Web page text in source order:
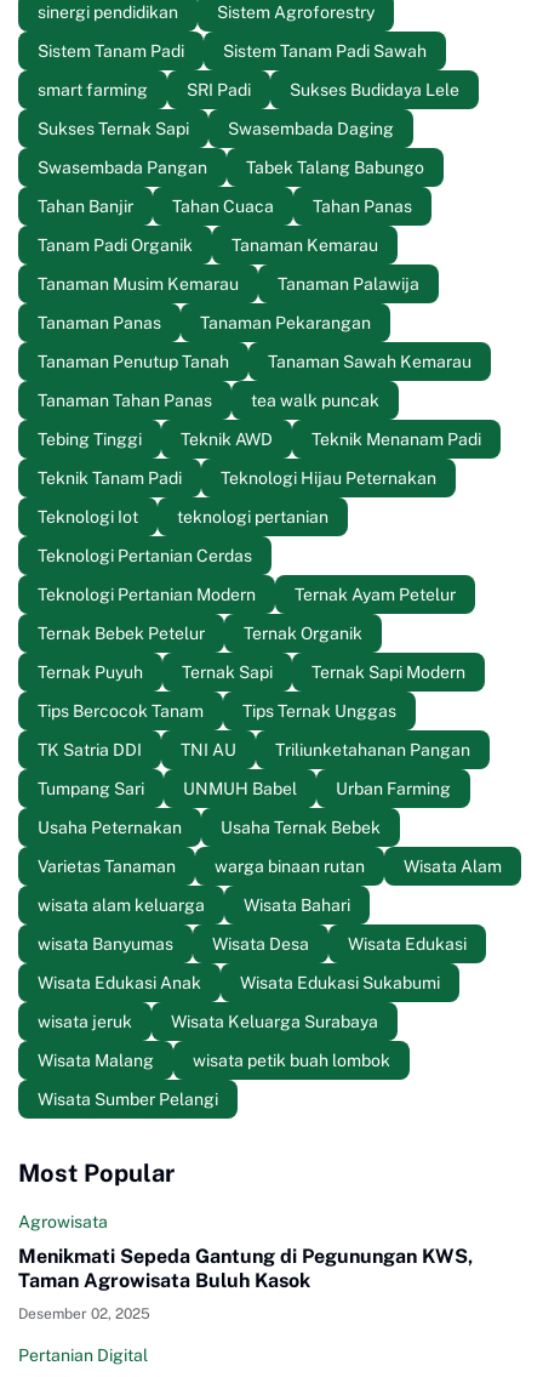
sinergi pendidikan
Sistem Agroforestry
Sistem Tanam Padi
Sistem Tanam Padi Sawah
smart farming
SRI Padi
Sukses Budidaya Lele
Sukses Ternak Sapi
Swasembada Daging
Swasembada Pangan
Tabek Talang Babungo
Tahan Banjir
Tahan Cuaca
Tahan Panas
Tanam Padi Organik
Tanaman Kemarau
Tanaman Musim Kemarau
Tanaman Palawija
Tanaman Panas
Tanaman Pekarangan
Tanaman Penutup Tanah
Tanaman Sawah Kemarau
Tanaman Tahan Panas
tea walk puncak
Tebing Tinggi
Teknik AWD
Teknik Menanam Padi
Teknik Tanam Padi
Teknologi Hijau Peternakan
Teknologi Iot
teknologi pertanian
Teknologi Pertanian Cerdas
Teknologi Pertanian Modern
Ternak Ayam Petelur
Ternak Bebek Petelur
Ternak Organik
Ternak Puyuh
Ternak Sapi
Ternak Sapi Modern
Tips Bercocok Tanam
Tips Ternak Unggas
TK Satria DDI
TNI AU
Triliunketahanan Pangan
Tumpang Sari
UNMUH Babel
Urban Farming
Usaha Peternakan
Usaha Ternak Bebek
Varietas Tanaman
warga binaan rutan
Wisata Alam
wisata alam keluarga
Wisata Bahari
wisata Banyumas
Wisata Desa
Wisata Edukasi
Wisata Edukasi Anak
Wisata Edukasi Sukabumi
wisata jeruk
Wisata Keluarga Surabaya
Wisata Malang
wisata petik buah lombok
Wisata Sumber Pelangi
Most Popular
Agrowisata
Menikmati Sepeda Gantung di Pegunungan KWS,
Taman Agrowisata Buluh Kasok
Desember 02, 2025
Pertanian Digital